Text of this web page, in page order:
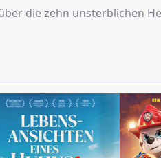
die zehn unsterblichen